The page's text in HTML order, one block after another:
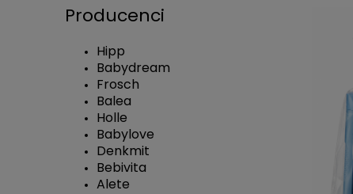
Producenci
Hipp
Babydream
Frosch
Balea
Holle
Babylove
Denkmit
Bebivita
Alete